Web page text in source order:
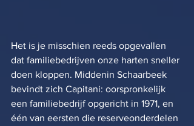
Het is je misschien reeds opgevallen
dat familiebedrijven onze harten sneller
doen kloppen. Middenin Schaarbeek
bevindt zich Capitani: oorspronkelijk
een familiebedrijf opgericht in 1971, en
één van eersten die reserveonderdelen